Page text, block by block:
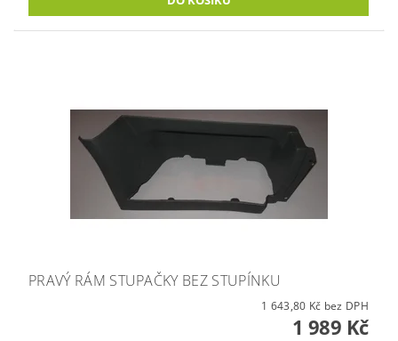
PRAVÝ RÁM STUPAČKY BEZ STUPÍNKU
1 643,80 Kč bez DPH
1 989 Kč